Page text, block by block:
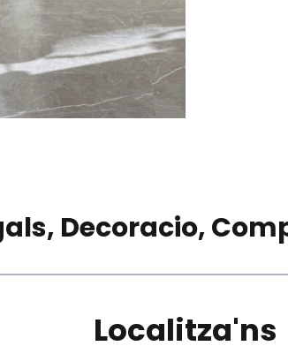
Decoracio,
Localitza'ns